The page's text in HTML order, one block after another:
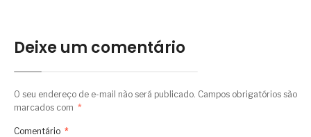
Deixe um comentário
O seu endereço de e-mail não será publicado. Campos obrigatórios são
marcados com *
Comentário *